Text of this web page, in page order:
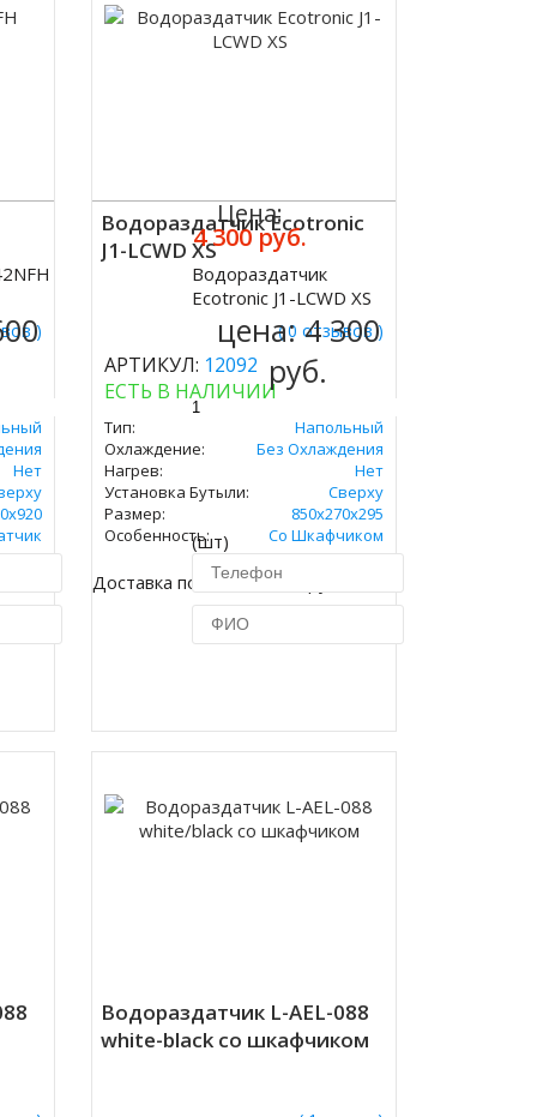
)
Нет
Водораздатчик Ecotronic
J1-LCWD XS
( 0 отзывов )
АРТИКУЛ: 12092
ЕСТЬ В НАЛИЧИИ
Тип:
Напольный
Охлаждение:
Без Охлаждения
Нагрев:
Нет
Установка Бутыли:
Сверху
Размер:
850x270x295
Особенность:
Со Шкафчиком
Доставка по Москве 450 руб.
Цена:
4 300 руб.
Водораздатчик
Ecotronic J1-LCWD XS
цена:4 300
руб.
(шт)
Водораздатчик L-AEL-088
white-black со шкафчиком